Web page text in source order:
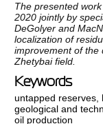
The presented
2020 jointly by
DeGolyer and
localization of
improvement of the
Zhetybai field.
Keywords
untapped reserves,
geological and
oil production